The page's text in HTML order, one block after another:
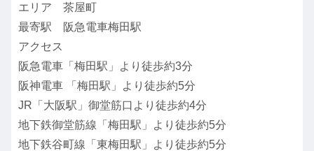
エリア 茶屋町
最寄駅 阪急電車梅田駅
アクセス
阪急電車「梅田駅」より徒歩約3分
阪神電車 「梅田駅」より徒歩約5分
JR「大阪駅」御堂筋口より徒歩約4分
地下鉄御堂筋線「梅田駅」より徒歩約5分
地下鉄谷町線「東梅田駅」より徒歩約5分